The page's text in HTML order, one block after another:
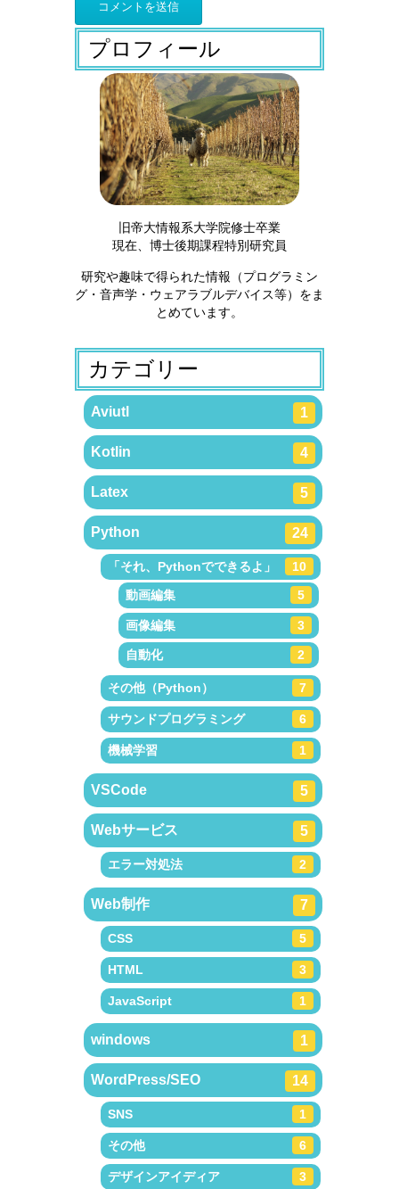
プロフィール
旧帝大情報系大学院修士卒業
現在、博士後期課程特別研究員
研究や趣味で得られた情報（プログラミン
グ・音声学・ウェアラブルデバイス等）をま
とめています。
カテゴリー
Aviutl 1
Kotlin 4
Latex 5
Python 24
「それ、Pythonでできるよ」
10
動画編集
5
画像編集 3
自動化 2
その他（Python） 7
サウンドプログラミング 6
機械学習 1
VSCode 5
Webサービス 5
エラー対処法 2
Web制作 7
CSS 5
HTML 3
JavaScript 1
windows 1
WordPress/SEO 14
SNS 1
その他 6
デザインアイディア 3